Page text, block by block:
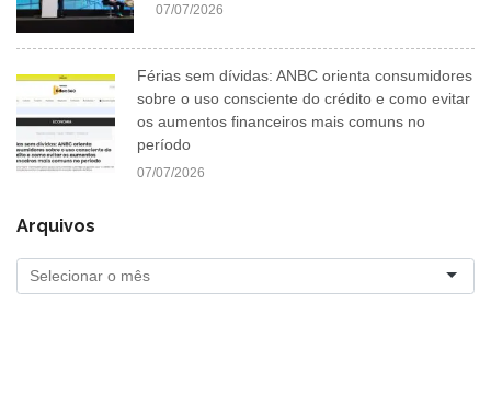
07/07/2026
Férias sem dívidas: ANBC orienta consumidores
sobre o uso consciente do crédito e como evitar
os aumentos financeiros mais comuns no
período
07/07/2026
Arquivos